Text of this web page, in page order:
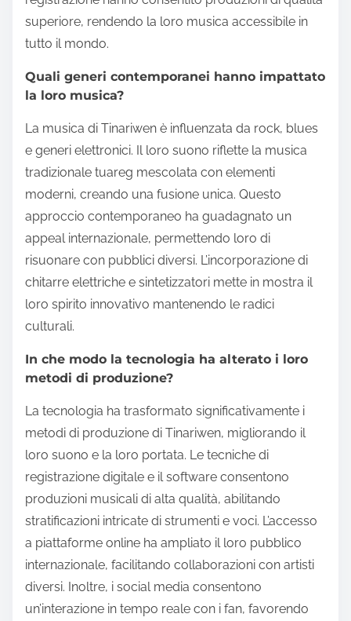
superiore, rendendo la loro musica accessibile in
tutto il mondo.
Quali generi contemporanei hanno impattato
la loro musica?
La musica di Tinariwen è influenzata da rock, blues
e generi elettronici. Il loro suono riflette la musica
tradizionale tuareg mescolata con elementi
moderni, creando una fusione unica. Questo
approccio contemporaneo ha guadagnato un
appeal internazionale, permettendo loro di
risuonare con pubblici diversi. L’incorporazione di
chitarre elettriche e sintetizzatori mette in mostra il
loro spirito innovativo mantenendo le radici
culturali.
In che modo la tecnologia ha alterato i loro
metodi di produzione?
La tecnologia ha trasformato significativamente i
metodi di produzione di Tinariwen, migliorando il
loro suono e la loro portata. Le tecniche di
registrazione digitale e il software consentono
produzioni musicali di alta qualità, abilitando
stratificazioni intricate di strumenti e voci. L’accesso
a piattaforme online ha ampliato il loro pubblico
internazionale, facilitando collaborazioni con artisti
diversi. Inoltre, i social media consentono
un’interazione in tempo reale con i fan, favorendo